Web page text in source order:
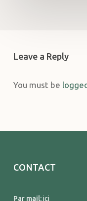
Leave a Reply
You must be
CONTACT
Par mail:ici